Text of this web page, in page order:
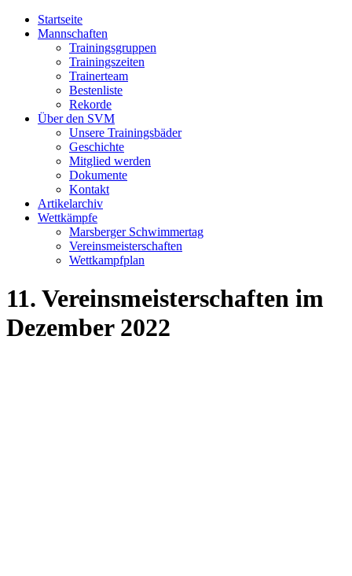
Startseite
Mannschaften
Trainingsgruppen
Trainingszeiten
Trainerteam
Bestenliste
Rekorde
Über den SVM
Unsere Trainingsbäder
Geschichte
Mitglied werden
Dokumente
Kontakt
Artikelarchiv
Wettkämpfe
Marsberger Schwimmertag
Vereinsmeisterschaften
Wettkampfplan
11. Vereinsmeisterschaften im
Dezember 2022